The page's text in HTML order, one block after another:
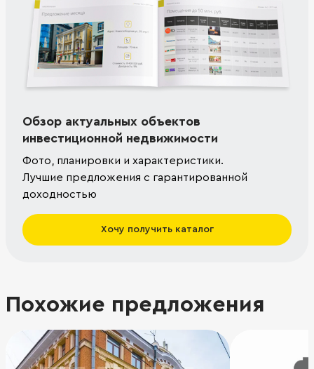
Обзор актуальных объектов
инвестиционной недвижимости
Фото, планировки и характеристики.
Лучшие предложения с гарантированной
доходностью
Хочу получить каталог
Похожие предложения